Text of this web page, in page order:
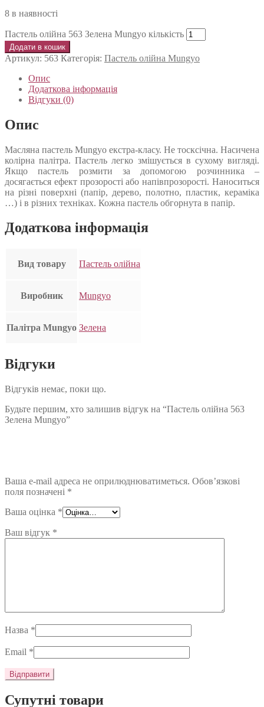
8 в наявності
Пастель олійна 563 Зелена Mungyo кількість
Додати в кошик
Артикул: 563 Категорія: Пастель олійна Mungyo
Опис
Додаткова інформація
Відгуки (0)
Опис
Масляна пастель Mungyo екстра-класу. Не тосксічна. Насичена
колірна палітра. Пастель легко змішується в сухому вигляді.
Якщо пастель розмити за допомогою розчинника –
досягається ефект прозорості або напівпрозорості. Наноситься
на різні поверхні (папір, дерево, полотно, пластик, кераміка
…) і в різних техніках. Кожна пастель обгорнута в папір.
Додаткова інформація
Вид товару Пастель олійна
Виробник Mungyo
Палітра Mungyo Зелена
Відгуки
Відгуків немає, поки що.
Будьте першим, хто залишив відгук на “Пастель олійна 563
Зелена Mungyo”
Ваша e-mail адреса не оприлюднюватиметься. Обов’язкові
поля позначені *
Ваша оцінка *
Ваш відгук *
Назва *
Email *
Супутні товари